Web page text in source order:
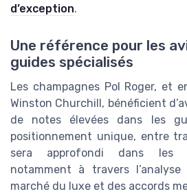
d’exception.
Une référence pour les
guides spécialisés
Les champagnes Pol Roger, et
Winston Churchill, bénéficient
de notes élevées dans les
positionnement unique, entre
sera approfondi dans les
notamment à travers l’analyse
marché du luxe et des accords